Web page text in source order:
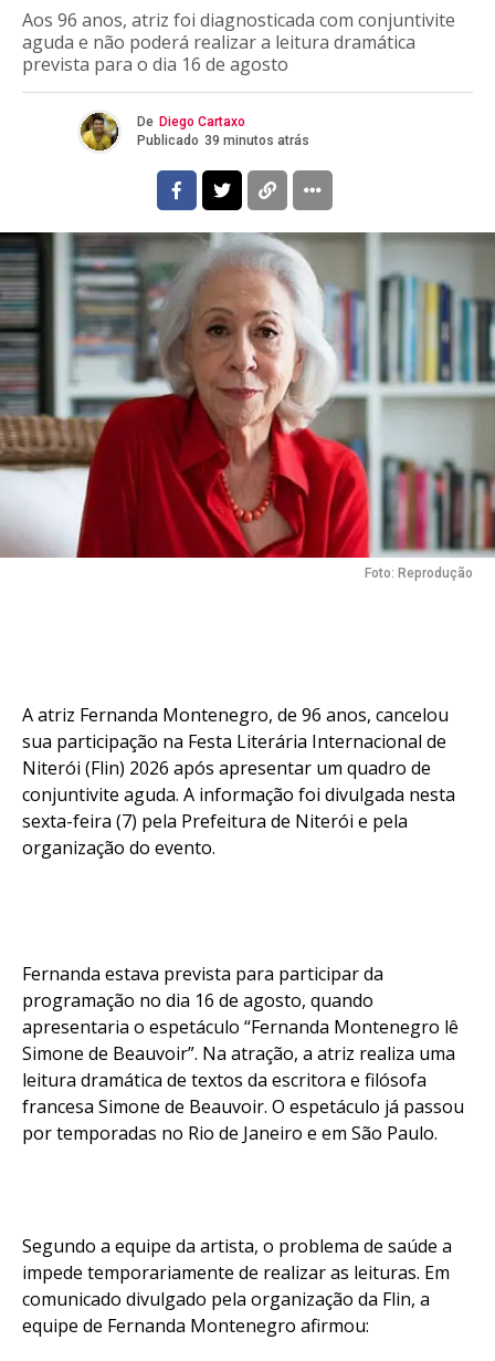
Aos 96 anos, atriz foi diagnosticada com conjuntivite
aguda e não poderá realizar a leitura dramática
prevista para o dia 16 de agosto
De Diego Cartaxo
Publicado 39 minutos atrás
Foto: Reprodução
A atriz Fernanda Montenegro, de 96 anos, cancelou
sua participação na Festa Literária Internacional de
Niterói (Flin) 2026 após apresentar um quadro de
conjuntivite aguda. A informação foi divulgada nesta
sexta-feira (7) pela Prefeitura de Niterói e pela
organização do evento.
Fernanda estava prevista para participar da
programação no dia 16 de agosto, quando
apresentaria o espetáculo “Fernanda Montenegro lê
Simone de Beauvoir”. Na atração, a atriz realiza uma
leitura dramática de textos da escritora e filósofa
francesa Simone de Beauvoir. O espetáculo já passou
por temporadas no Rio de Janeiro e em São Paulo.
Segundo a equipe da artista, o problema de saúde a
impede temporariamente de realizar as leituras. Em
comunicado divulgado pela organização da Flin, a
equipe de Fernanda Montenegro afirmou: